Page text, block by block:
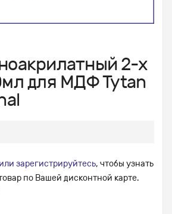
2-х
для МДФ Tytan
зарегистрируйтесь, чтобы узнать
по Вашей дисконтной карте.